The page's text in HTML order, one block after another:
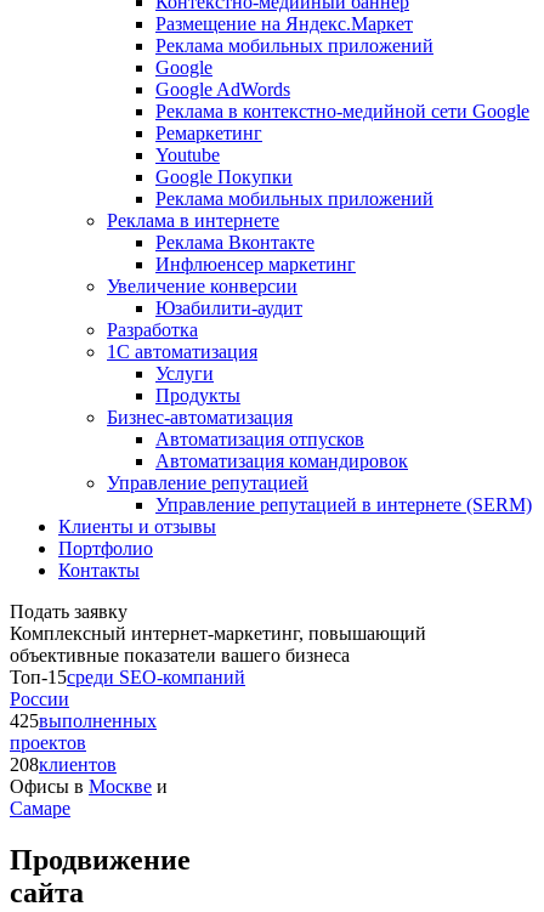
Размещение на Яндекс.Маркет
Реклама мобильных приложений
Google
Google AdWords
Реклама в контекстно-медийной сети Google
Ремаркетинг
Youtube
Google Покупки
Реклама мобильных приложений
Реклама в интернете
Реклама Вконтакте
Инфлюенсер маркетинг
Увеличение конверсии
Юзабилити-аудит
Разработка
1С автоматизация
Услуги
Продукты
Бизнес-автоматизация
Автоматизация отпусков
Автоматизация командировок
Управление репутацией
Управление репутацией в интернете (SERM)
Клиенты и отзывы
Портфолио
Контакты
Подать заявку
Комплексный интернет-маркетинг, повышающий
объективные показатели вашего бизнеса
Топ-15среди SEO-компаний
России
425выполненных
проектов
208клиентов
Офисы в Москве и
Самаре
Продвижение
сайта